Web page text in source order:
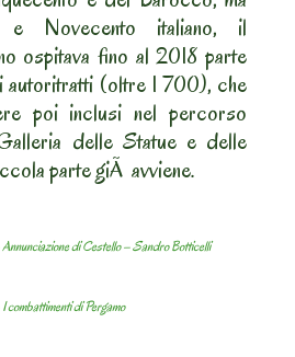
e Novecento italiano, il
ospitava fino al 2018 parte
autoritratti (oltre 1 700), che
poi inclusi nel percorso
delle Statue e delle
parte giÃ avviene.
di Cestello – Sandro Botticelli
di Pergamo